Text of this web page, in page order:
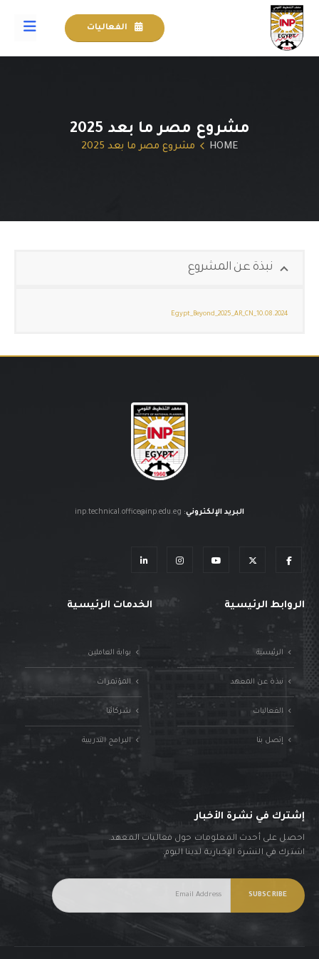
الفعاليات
مشروع مصر ما بعد 2025
HOME مشروع مصر ما بعد 2025
نبذة عن المشروع
Egypt_Beyond_2025_AR_CN_10.08.2024
البريد الإلكتروني:
inp.technical.office@inp.edu.eg
الروابط الرئيسية
الرئيسية
نبذة عن المعهد
الفعاليات
إتصل بنا
الخدمات الرئيسية
بوابة العاملين
المؤتمرات
شركائنا
البرامج التدريبية
إشترك في نشرة الأخبار
احصل على أحدث المعلومات حول فعاليات المعهد.
اشترك في النشرة الإخبارية لدينا اليوم.